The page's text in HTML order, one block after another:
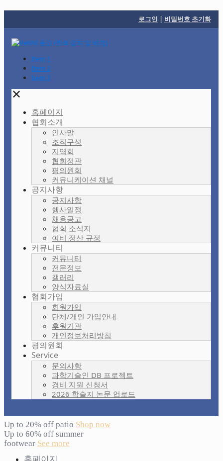
로그인 | 비밀번호 초기화
Item 1
Item 2
Item 3
✕
홈페이지
협회소개
인사말
조직구성
지역회
협회정관
평의원회
커뮤니케이션 채널
공지사항
공지사항
행사일정
채용공고
협회 소식지
여비 정산 규정
커뮤니티
커뮤니티
전문정보
갤러리
양식자료실
협회가입
회원가입
단체/개인 가입안내
후원기관
개인정보처리방침
평의원회
Service
문의사항
과학기술인 DB 프로젝트
경비 지원 신청서
2026 학술지 논문 업로드
Up to 20% off patio Shop now
Up to 60% off summer
footwear See more